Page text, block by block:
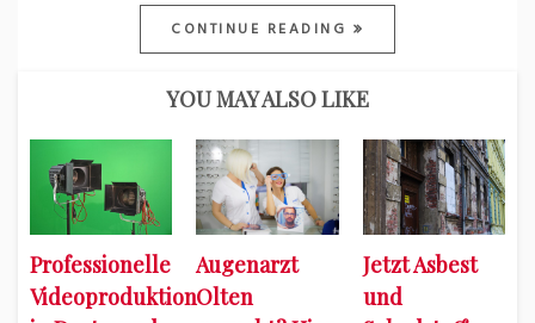
CONTINUE READING
YOU MAY ALSO LIKE
Professionelle
Videoproduktion
Augenarzt
Olten
Jetzt Asbest
und